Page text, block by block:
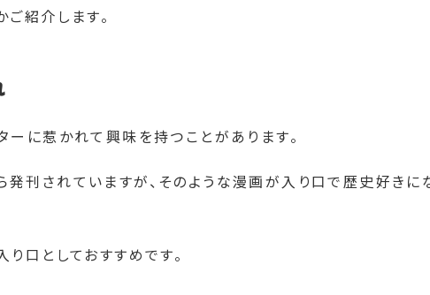
紹介します。
に惹かれて興味を持つことがあります。
刊されていますが、そのような漫画が入り口で歴史好きに
口としておすすめです。